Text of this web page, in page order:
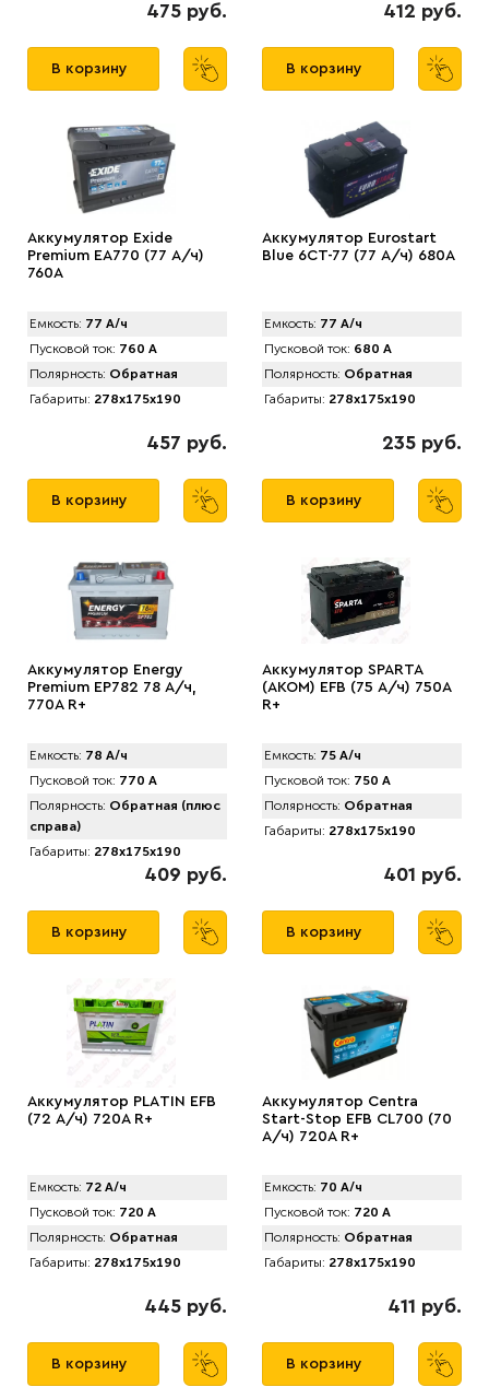
475 руб.
В корзину
412 руб.
В корзину
Аккумулятор Exide
Premium EA770 (77 А/ч)
760A
Емкость: 77 А/ч
Пусковой ток: 760 А
Полярность: Обратная
Габариты: 278x175x190
457 руб.
В корзину
Аккумулятор Eurostart
Blue 6CT-77 (77 А/ч) 680А
Емкость: 77 А/ч
Пусковой ток: 680 А
Полярность: Обратная
Габариты: 278x175x190
235 руб.
В корзину
Аккумулятор Energy
Premium EP782 78 А/ч,
770A R+
Емкость: 78 А/ч
Пусковой ток: 770 А
Полярность: Обратная (плюс
справа)
Габариты: 278x175x190
409 руб.
В корзину
Аккумулятор SPARTA
(АKOM) EFB (75 А/ч) 750A
R+
Емкость: 75 А/ч
Пусковой ток: 750 А
Полярность: Обратная
Габариты: 278x175x190
401 руб.
В корзину
Аккумулятор PLАTIN EFB
(72 А/ч) 720A R+
Емкость: 72 А/ч
Пусковой ток: 720 А
Полярность: Обратная
Габариты: 278x175x190
445 руб.
В корзину
Аккумулятор Centra
Start-Stop EFB CL700 (70
А/ч) 720A R+
Емкость: 70 А/ч
Пусковой ток: 720 А
Полярность: Обратная
Габариты: 278x175x190
411 руб.
В корзину